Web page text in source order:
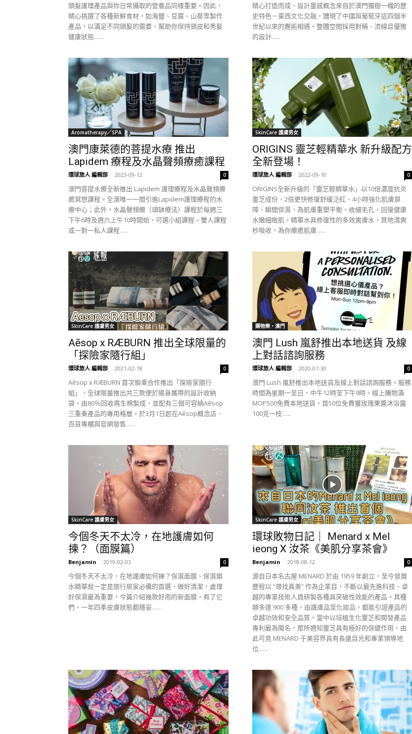
頭髮護理產品與你日常攝取的營養品同樣重要。因此，
精心挑選了各種新鮮食材，如海鹽、豆腐、山葵等製作
產品，以滿足不同頭髮的需要，幫助你保持頭皮和秀髮
健康狀態......
精心打造而成，設計靈感概念來自於澳門獨樹一幟的歷
史特色－東西文化交融，體現了中國與葡萄牙這四個半
世紀以來的邂逅相遇。整體空間採用對稱、流線且優雅
的設計......
Aromatherapy／SPA
澳門康萊德的菩提水療 推出
Lapidem 療程及水晶聲頻療癒課程
環球旅人 編輯部 - 2023-09-12 0
澳門菩提水療全新推出 Lapidem 護理療程及水晶聲頻療
癒冥想課程。全澳唯一一間引進Lapidem護理療程的水
療中心；此外，水晶聲頻療（頌缽療法）課程於每週三
下午6時及週六上午10時開始，可選小組課程、雙人課程
或一對一私人課程.....
SkinCare 護膚男女
ORIGINS 靈芝輕精華水 新升級配方
全新登場！
環球旅人 編輯部 - 2022-09-10 0
ORIGINS全新升級的「靈芝輕精華水」以10倍濃度抗炎
靈芝成份，2倍更快修復舒緩泛紅、4小時強化肌膚屏
障、瞬間保濕，為肌膚重塑平衡、收細毛孔，回復健康
水嫩細緻肌。精華水具修復性的多效爽膚水，質地清爽
秒吸收，為你療癒肌膚......
SkinCare 護膚男女
Aēsop x RÆBURN 推出全球限量的
「探險家隨行組」
環球旅人 編輯部 - 2021-02-18 0
Aēsop x RÆBURN 首次聯乘合作推出「探險家隨行
組」，全球限量推出共三款便於隨身攜帶的設計收納
袋，由80％回收再生棉製成，並配有三個可容納Aēsop
三重奏產品的專用格層。於3月1日起在Aēsop概念店、
百貨專櫃與官網發售......
購物樂‧澳門
澳門 Lush 嵐舒推出本地送貨 及線
上對話諮詢服務
環球旅人 編輯部 - 2020-07-30 0
澳門 Lush 嵐舒推出本地送貨及線上對話諮詢服務。服務
時間為星期一至日，中午12時至下午9時。線上購物滿
MOP500免費本地送貨，首50位免費獲玫瑰果醬沐浴露
100克一枝......
SkinCare 護膚男女
今個冬天不太冷，在地護膚如何
揀？（面膜篇）
Benjamin - 2019-02-03 0
今個冬天不太冷，在地護膚如何揀？保濕面膜、保濕鎖
水精華就一定是旅行居家必備的首選，做好清潔，處理
好保濕最為重要，今篇介紹幾款好用的新面膜，有了它
們，一年四季皮膚狀態都穩妥......
SkinCare 護膚男女
環球敗物日記｜ Menard x Mel
ieong X 汝茶《美肌分享茶會》
Benjamin - 2018-08-12 0
源自日本名古屋 MENARD 於由 1959 年創立，至今發展
歷程以 “尋找真美” 作為企業目，不斷以最先進科技、卓
越的專業技術人員研製各種具突破性效能的產品。其種
類多達 900 多種，由護膚品至化妝品，都能引證產品的
卓越功效和安全品質。當中以培植生化靈芝和開發產品
專利最為聞名，眾所週知靈芝具有極好的保健作用，由
此可見 MENARD 于美容界具有長遠目光和專業領導地
位......